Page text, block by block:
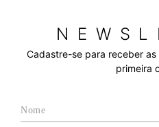
Cadastre-se para receber
primeira